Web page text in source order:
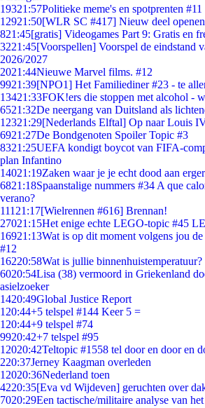
19321:57Politieke meme's en spotprenten #11
12921:50[WLR SC #417] Nieuw deel
821:45[gratis] Videogames Part 9: Gratis en
3221:45[Voorspellen] Voorspel de eindstand
2026/2027
2021:44Nieuwe Marvel films. #12
9921:39[NPO1] Het Familiediner #23 - te
13421:33FOK!ers die stoppen met alcohol -
6521:32De neergang van Duitsland als
12321:29[Nederlands Elftal] Op naar Louis
6921:27De Bondgenoten Spoiler Topic #3
8321:25UEFA kondigt boycot van FIFA-
plan Infantino
14021:19Zaken waar je je echt dood aan
6821:18Spaanstalige nummers #34 A que
verano?
111 21:17[Wielrennen #616] Brennan!
27021:15Het enige echte LEGO-topic #45
16921:13Wat is op dit moment volgens jou
#12
16220:58Wat is jullie
6020:54Lisa (38) vermoord in Griekenland
asielzoeker
1420:49Global Justice Report
1 20:44+5 telspel #144 Keer 5 =
1 20:44+9 telspel #74
9920:42+7 telspel #95
12020:42Teltopic #1558 tel door en door en
220:37Jerney Kaagman overleden
12020:36Nederland toen
4220:35[Eva vd Wijdeven] geruchten over
7020:29Een tactische/militaire analyse van